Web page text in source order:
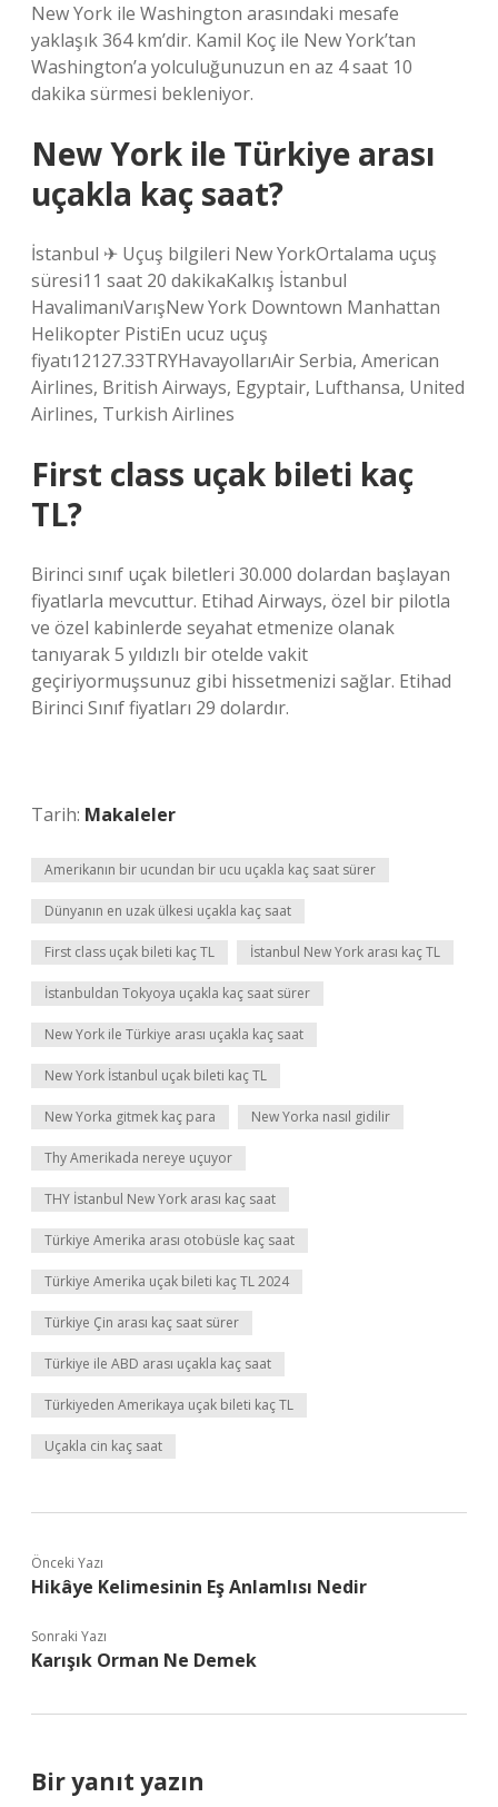
New York ile Washington arasındaki mesafe
yaklaşık 364 km’dir. Kamil Koç ile New York’tan
Washington’a yolculuğunuzun en az 4 saat 10
dakika sürmesi bekleniyor.
New York ile Türkiye arası
uçakla kaç saat?
İstanbul ✈ Uçuş bilgileri New YorkOrtalama uçuş
süresi11 saat 20 dakikaKalkış İstanbul
HavalimanıVarışNew York Downtown Manhattan
Helikopter PistiEn ucuz uçuş
fiyatı12127.33TRYHavayollarıAir Serbia, American
Airlines, British Airways, Egyptair, Lufthansa, United
Airlines, Turkish Airlines
First class uçak bileti kaç
TL?
Birinci sınıf uçak biletleri 30.000 dolardan başlayan
fiyatlarla mevcuttur. Etihad Airways, özel bir pilotla
ve özel kabinlerde seyahat etmenize olanak
tanıyarak 5 yıldızlı bir otelde vakit
geçiriyormuşsunuz gibi hissetmenizi sağlar. Etihad
Birinci Sınıf fiyatları 29 dolardır.
Tarih: Makaleler
Amerikanın bir ucundan bir ucu uçakla kaç saat sürer
Dünyanın en uzak ülkesi uçakla kaç saat
First class uçak bileti kaç TL İstanbul New York arası kaç TL
İstanbuldan Tokyoya uçakla kaç saat sürer
New York ile Türkiye arası uçakla kaç saat
New York İstanbul uçak bileti kaç TL
New Yorka gitmek kaç para New Yorka nasıl gidilir
Thy Amerikada nereye uçuyor
THY İstanbul New York arası kaç saat
Türkiye Amerika arası otobüsle kaç saat
Türkiye Amerika uçak bileti kaç TL 2024
Türkiye Çin arası kaç saat sürer
Türkiye ile ABD arası uçakla kaç saat
Türkiyeden Amerikaya uçak bileti kaç TL
Uçakla cin kaç saat
Önceki Yazı
Hikâye Kelimesinin Eş Anlamlısı Nedir
Sonraki Yazı
Karışık Orman Ne Demek
Bir yanıt yazın